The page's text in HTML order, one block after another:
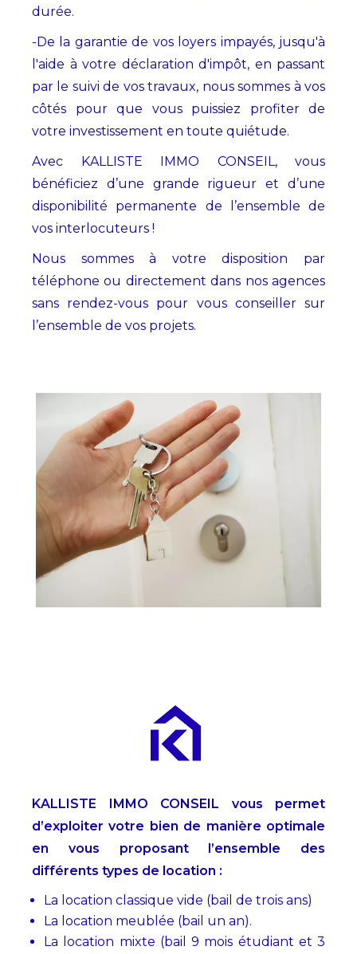
durée.
-De la garantie de vos loyers impayés, jusqu'à
l'aide à votre déclaration d'impôt, en passant
par le suivi de vos travaux, nous sommes à vos
côtés pour que vous puissiez profiter de
votre investissement en toute quiétude.
Avec KALLISTE IMMO CONSEIL, vous
bénéficiez d’une grande rigueur et d’une
disponibilité permanente de l’ensemble de
vos interlocuteurs !
Nous sommes à votre disposition par
téléphone ou directement dans nos agences
sans rendez-vous pour vous conseiller sur
l’ensemble de vos projets.
KALLISTE IMMO CONSEIL vous permet
d’exploiter votre bien de manière optimale
en vous proposant l’ensemble des
différents types de location :
La location classique vide (bail de trois ans)
La location meublée (bail un an).
La location mixte (bail 9 mois étudiant et 3